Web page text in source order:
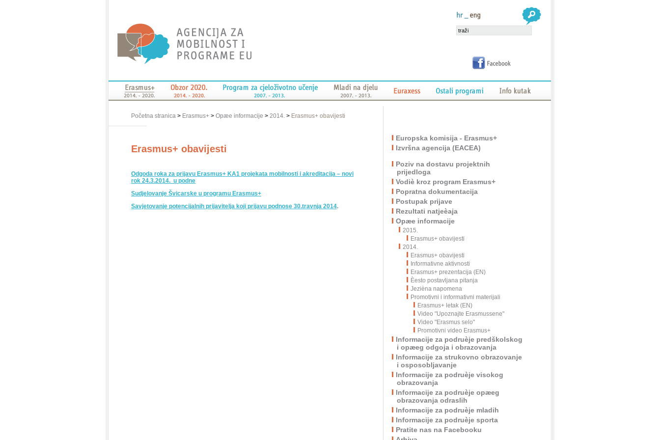
Početna stranica > Erasmus+ > Opæe informacije > 2014. > Erasmus+ obavijesti
Erasmus+ obavijesti
Odgoda roka za prijavu Erasmus+ KA1 projekata mobilnosti i akreditacija – novi
rok 24.3.2014. u podne
Sudjelovanje Švicarske u programu Erasmus+
Savjetovanje potencijalnih prijavitelja koji prijavu podnose 30.travnja 2014.
Europska komisija - Erasmus+
Izvršna agencija (EACEA)
Poziv na dostavu projektnih
prijedloga
Vodiè kroz program Erasmus+
Popratna dokumentacija
Postupak prijave
Rezultati natjeèaja
Opæe informacije
2015.
Erasmus+ obavijesti
2014.
Erasmus+ obavijesti
Informativne aktivnosti
Erasmus+ prezentacija (EN)
Èesto postavljana pitanja
Jezièna napomena
Promotivni i informativni materijali
Erasmus+ letak (EN)
Video "Upoznajte Erasmussene"
Video "Erasmus selo"
Promotivni video Erasmus+
Informacije za podruèje predškolskog
i opæeg odgoja i obrazovanja
Informacije za strukovno obrazovanje
i osposobljavanje
Informacije za podruèje visokog
obrazovanja
Informacije za podruèje opæeg
obrazovanja odraslih
Informacije za podruèje mladih
Informacije za podruèje sporta
Pratite nas na Facebooku